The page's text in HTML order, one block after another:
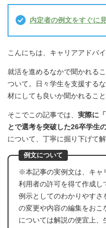
内定者の例文をすぐに
こんにちは、キャリアアドバ
就活を進めるなかで聞かれる
ついて。日々学生を支援する
材にしても良いか聞かれること
そこでこの記事では、 実際に
とで選考を突破した26卒学生
について、丁寧に掘り下げて
例文について
※本記事の実例文は、キャ
利用者の許可を得て作成し
例示としてのわかりやすさ
の変更や内容の編集をおこ
については解説の便宜上